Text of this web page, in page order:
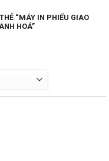
“MÁY IN PHIẾU GIAO
HOÁ”